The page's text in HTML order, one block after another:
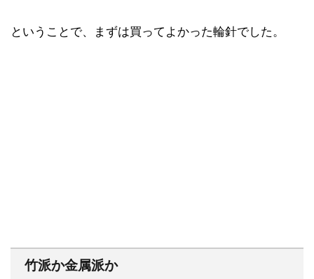
ということで、まずは買ってよかった輪針でした。
竹派か金属派か